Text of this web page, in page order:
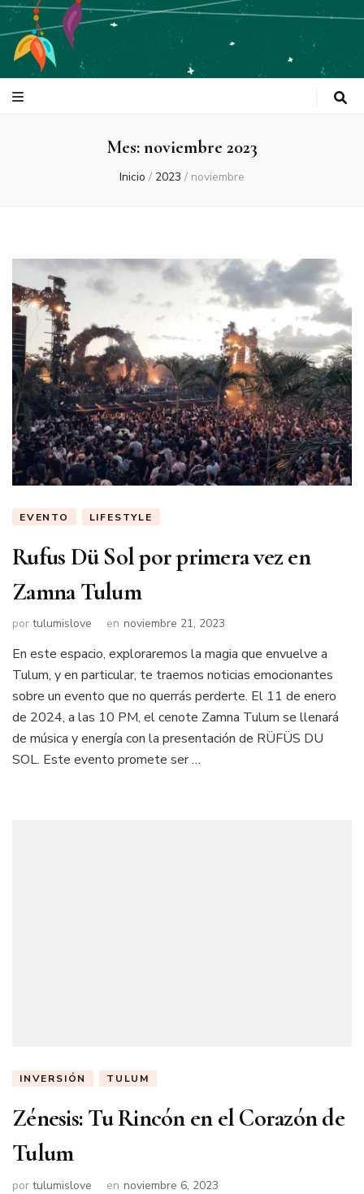
Tulum Is Love
Mes:noviembre 2023
Inicio / 2023 / noviembre
EVENTO LIFESTYLE
Rufus Dü Sol por primera vez en
Zamna Tulum
por tulumislove en noviembre 21, 2023
En este espacio, exploraremos la magia que envuelve a
Tulum, y en particular, te traemos noticias emocionantes
sobre un evento que no querrás perderte. El 11 de enero
de 2024, a las 10 PM, el cenote Zamna Tulum se llenará
de música y energía con la presentación de RÜFÜS DU
SOL. Este evento promete ser …
INVERSIÓN TULUM
Zénesis: Tu Rincón en el Corazón de
Tulum
por tulumislove en noviembre 6, 2023